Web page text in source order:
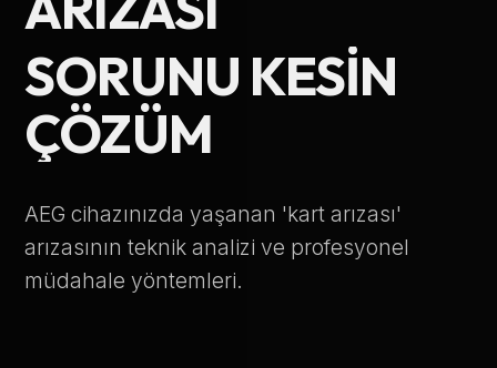
SORUNU KESIN
ÇÖZÜM
AEG cihazınızda yaşanan 'kart arızası'
arızasının teknik analizi ve profesyonel
müdahale yöntemleri.
Telefon Numarası
Hizmet Türü
Servis Çağır